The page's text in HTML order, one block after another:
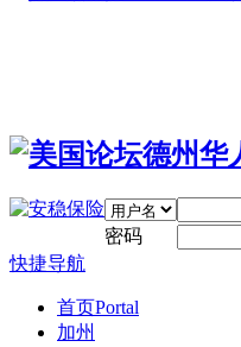
密码
快捷导航
首页Portal
加州